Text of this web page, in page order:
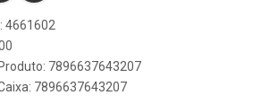
4661602
7896637643207
7896637643207